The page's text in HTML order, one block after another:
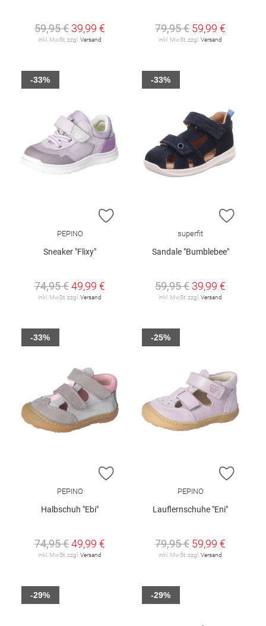
59,95 € 39,99 €
inkl. MwSt. zzgl.Versand
79,95 € 59,99 €
inkl. MwSt. zzgl.Versand
ZUR WUNSCHLISTE HINZUFÜGEN
PEPINO
Sneaker "Flixy"
74,95 €49,99 €
inkl. MwSt. zzgl.Versand
-33%
ZUR
superfit
Sandale "Bumblebee"
59,95 € 39,99 €
inkl. MwSt. zzgl.Versand
-33%
ZUR WUNSCHLISTE HINZUFÜGEN
PEPINO
Halbschuh "Ebi"
74,95 €49,99 €
inkl. MwSt. zzgl. Versand
-33%
ZUR
PEPINO
Lauflernschuhe "Eni"
79,95 € 59,99 €
inkl. MwSt. zzgl. Versand
-25%
-29% -29%